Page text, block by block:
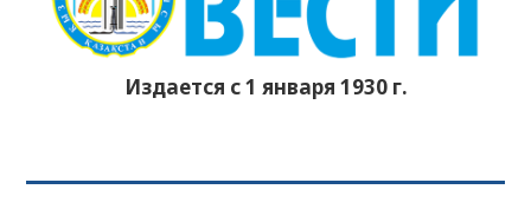
Издается с 1 января 1930 г.